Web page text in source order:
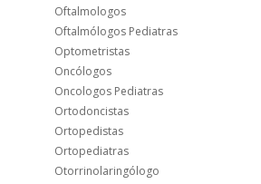
Oftalmologos
Oftalmólogos Pediatras
Optometristas
Oncólogos
Oncologos Pediatras
Ortodoncistas
Ortopedistas
Ortopediatras
Otorrinolaringólogo